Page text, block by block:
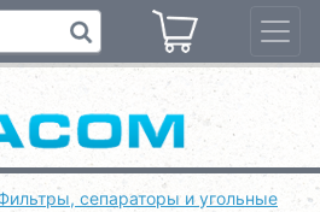
сепараторы и угольные